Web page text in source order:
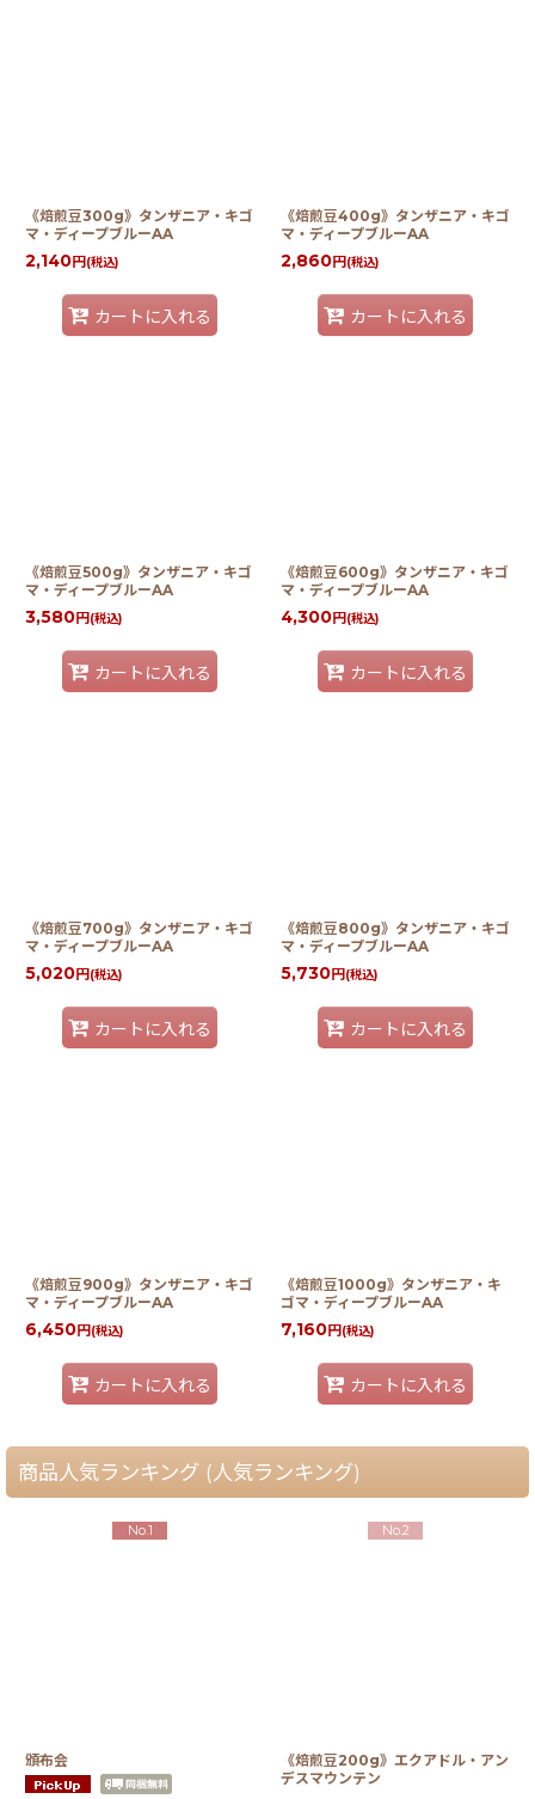
《焙煎豆300g》タンザニア・キゴ
マ・ディープブルーAA
2,140円 (税込)
カートに入れる
《焙煎豆400g》タンザニア・キゴ
マ・ディープブルーAA
2,860円 (税込)
カートに入れる
《焙煎豆500g》タンザニア・キゴ
マ・ディープブルーAA
3,580円 (税込)
カートに入れる
《焙煎豆600g》タンザニア・キゴ
マ・ディープブルーAA
4,300円 (税込)
カートに入れる
《焙煎豆700g》タンザニア・キゴ
マ・ディープブルーAA
5,020円 (税込)
カートに入れる
《焙煎豆800g》タンザニア・キゴ
マ・ディープブルーAA
5,730円 (税込)
カートに入れる
《焙煎豆900g》タンザニア・キゴ
マ・ディープブルーAA
6,450円 (税込)
カートに入れる
《焙煎豆1000g》タンザニア・キ
ゴマ・ディープブルーAA
7,160円 (税込)
カートに入れる
商品人気ランキング (人気ランキング)
No.1
頒布会
No.2
《焙煎豆200g》エクアドル・アン
デスマウンテン